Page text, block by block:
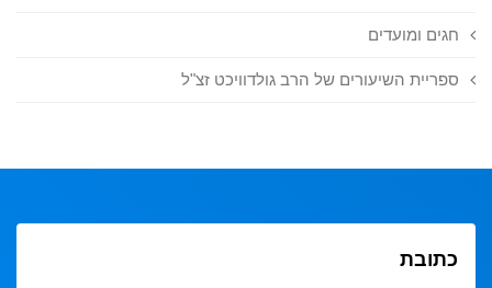
חגים ומועדים
ספריית השיעורים של הרב גולדוויכט זצ"ל
כתובת